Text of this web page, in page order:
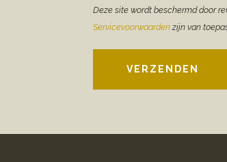
Deze site wordt beschermd door
Servicevoorwaardenzijn van
VERZENDEN